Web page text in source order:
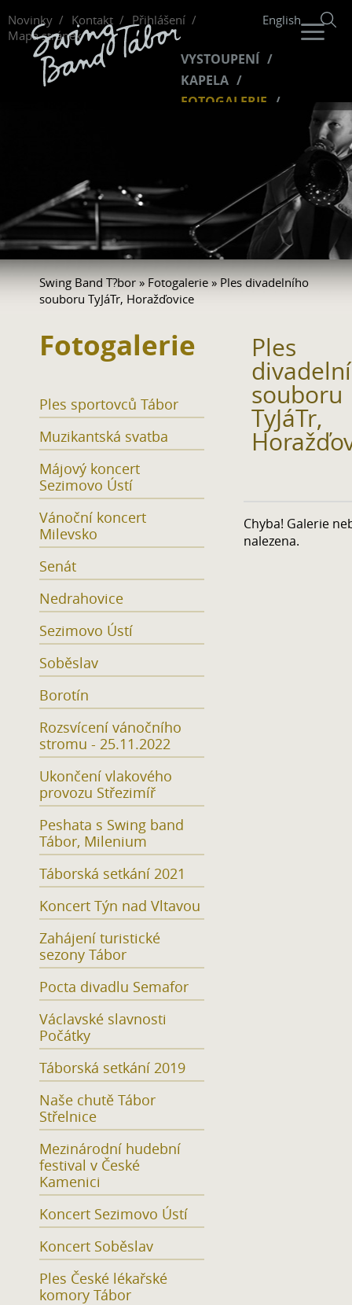
Novinky Kontakt
Přihlášení
Mapa stránek
English
VYSTOUPENÍ
KAPELA
FOTOGALERIE
Swing Band T?bor » Fotogalerie » Ples divadelního
souboru TyJáTr, Horažďovice
Fotogalerie
Ples sportovců Tábor
Muzikantská svatba
Májový koncert
Sezimovo Ústí
Vánoční koncert
Milevsko
Senát
Nedrahovice
Sezimovo Ústí
Soběslav
Borotín
Rozsvícení vánočního
stromu - 25.11.2022
Ukončení vlakového
provozu Střezimíř
Peshata s Swing band
Tábor, Milenium
Táborská setkání 2021
Koncert Týn nad Vltavou
Zahájení turistické
sezony Tábor
Pocta divadlu Semafor
Václavské slavnosti
Počátky
Táborská setkání 2019
Naše chutě Tábor
Střelnice
Mezinárodní hudební
festival v České
Kamenici
Koncert Sezimovo Ústí
Koncert Soběslav
Ples České lékařské
komory Tábor
Ples
souboru
TyJáTr,
Chyba! Galerie
nalezena.